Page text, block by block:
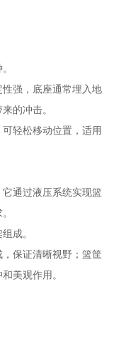
强，底座通常埋入地
的冲击。
轻松移动位置，适用
通过液压系统实现篮
成。
保证清晰视野；篮筐
美观作用。